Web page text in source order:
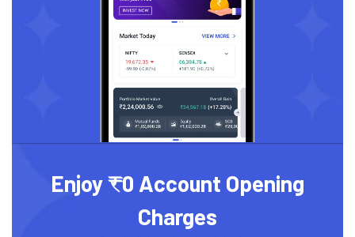
Enjoy ₹0 Account Opening
Charges